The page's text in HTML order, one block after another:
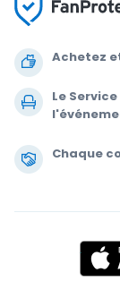
Achetez
Le
Chaque
.